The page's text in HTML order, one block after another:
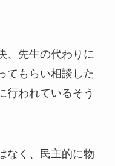
、先生の代わりに
てもらい相談した
行われているそう
なく、民主的に物